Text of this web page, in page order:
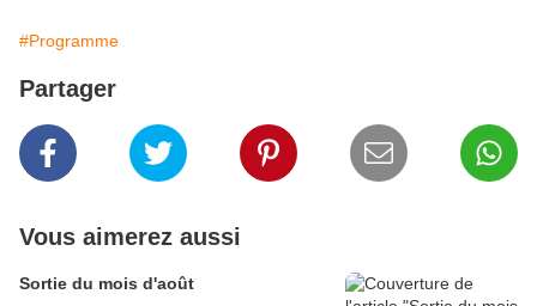
#Programme
Partager
Vous aimerez aussi
Sortie du mois d'août